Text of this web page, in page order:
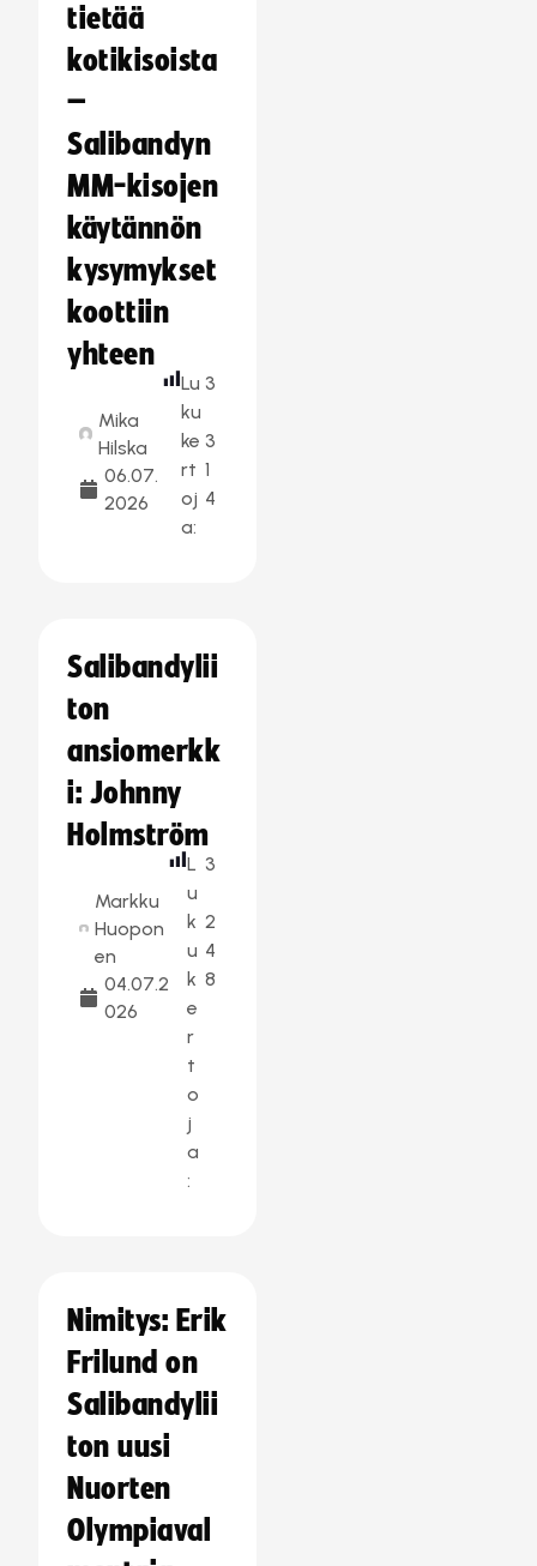
tietää
kotikisoista
–
Salibandyn
MM-kisojen
käytännön
kysymykset
koottiin
yhteen
Mika
Hilska
06.07.
2026
Lu
ku
ke
rt
oj
a:
3
3
1
4
Salibandylii
ton
ansiomerkk
i: Johnny
Holmström
Markku
Huopon
en
04.07.2
026
L
u
k
u
k
e
r
t
o
j
a
:
3
2
4
8
Nimitys: Erik
Frilund on
Salibandylii
ton uusi
Nuorten
Olympiaval